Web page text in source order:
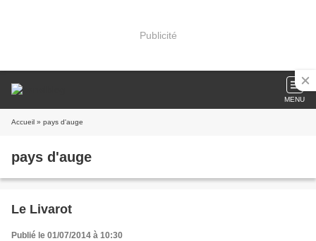
Publicité
MENU
Accueil » pays d'auge
pays d'auge
Le Livarot
Publié le 01/07/2014 à 10:30